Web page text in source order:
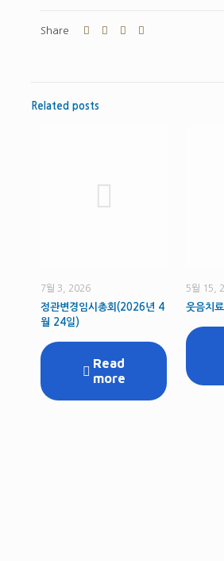
Share
Related posts
7월 3, 2026
정관변경임시총회(2026년 4
월 24일)
Read
more
5월 15,
웃음치